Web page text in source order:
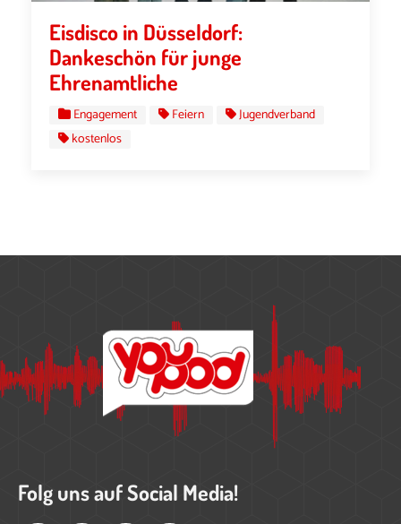
Eisdisco in Düsseldorf:
Dankeschön für junge
Ehrenamtliche
Engagement Feiern
Jugendverband
kostenlos
Folg uns auf Social Media!